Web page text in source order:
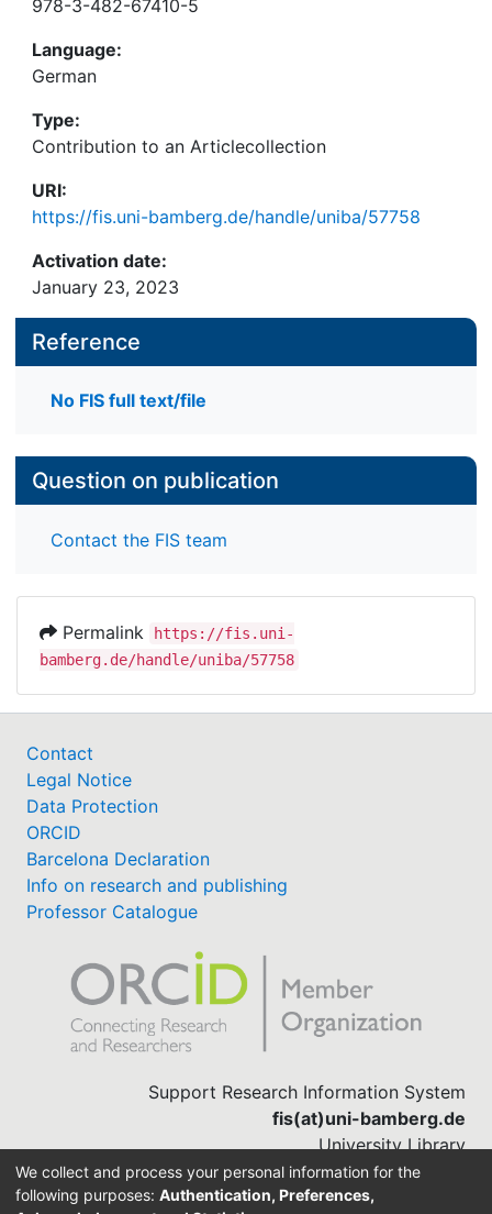
978-3-482-67410-5
Language:
German
Type:
Contribution to an Articlecollection
URI:
https://fis.uni-bamberg.de/handle/uniba/57758
Activation date:
January 23, 2023
Reference
No FIS full text/file
Question on publication
Contact the FIS team
Permalink
https://fis.uni-
bamberg.de/handle/uniba/57758
Contact
Legal Notice
Data Protection
ORCID
Barcelona Declaration
Info on research and publishing
Professor Catalogue
Support Research Information System
fis(at)uni-bamberg.de
University Library
(0951) 863-1568
We collect and process your personal information for the
following purposes: Authentication, Preferences,